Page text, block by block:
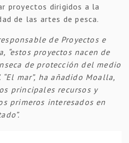
proyectos dirigidos a la
de las artes de pesca.
de Proyectos e
“estos proyectos nacen de
de protección del medio
mar”, ha añadido Moalla,
principales recursos y
primeros interesados en